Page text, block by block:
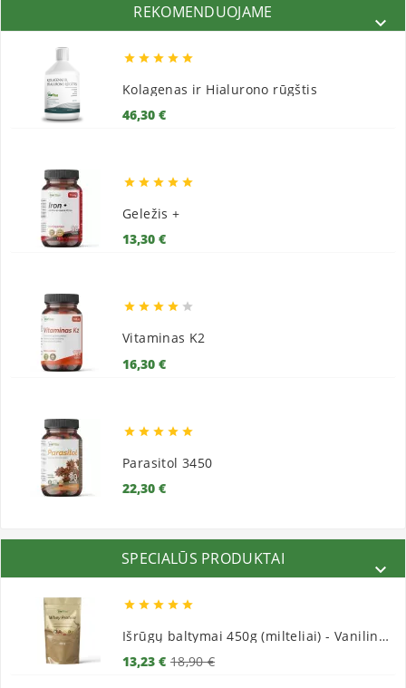
REKOMENDUOJAME

    
Kolagenas ir Hialurono rūgštis
46,30 €Kaina
    
Geležis +
13,30 €Kaina
    
Vitaminas K2
16,30 €Kaina
    
Parasitol 3450
22,30 €Kaina
SPECIALŪS PRODUKTAI

    
Išrūgų baltymai 450g (milteliai) - Vaniliniai
13,23 € 18,90 €